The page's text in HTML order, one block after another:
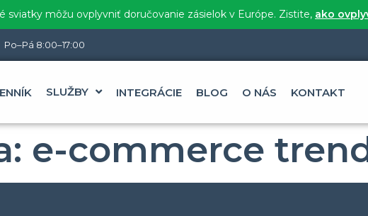
sviatky môžu ovplyvniť doručovanie zásielok v Európe. Zistite, ako
Po–Pá 8:00–17:00
SLUŽBY INTEGRÁCIE BLOG O NÁS KONTAKT
e-commerce